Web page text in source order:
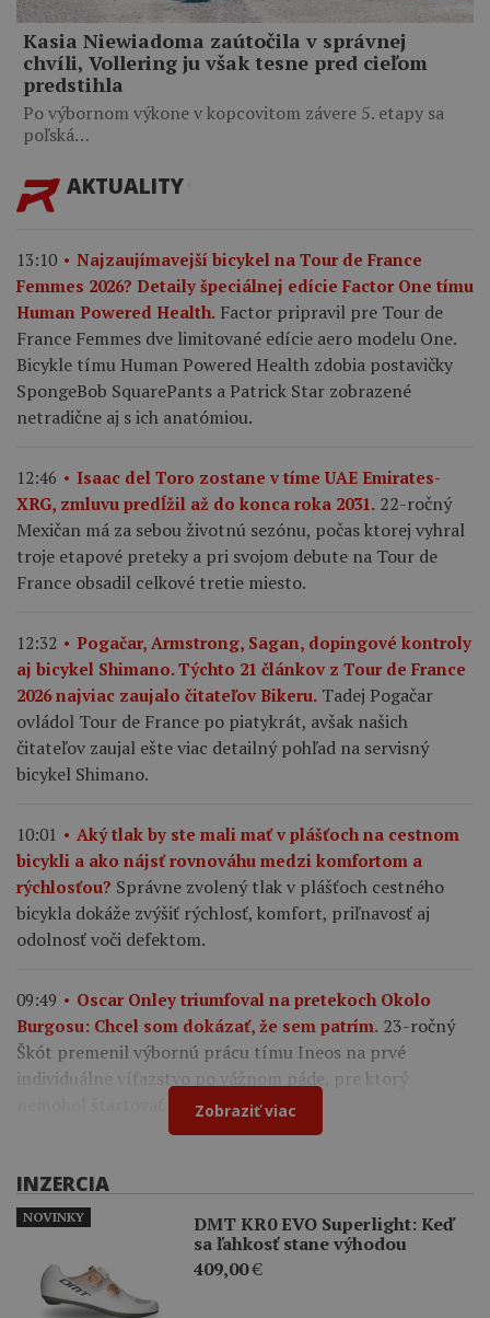
Kasia Niewiadoma zaútočila v správnej
chvíli, Vollering ju však tesne pred cieľom
predstihla
Po výbornom výkone v kopcovitom závere 5. etapy sa
poľská…
AKTUALITY
13:10
Najzaujímavejší bicykel na Tour de France
Femmes 2026? Detaily špeciálnej edície Factor One tímu
Human Powered Health. Factor pripravil pre Tour de
France Femmes dve limitované edície aero modelu One.
Bicykle tímu Human Powered Health zdobia postavičky
SpongeBob SquarePants a Patrick Star zobrazené
netradične aj s ich anatómiou.
12:46
Isaac del Toro zostane v tíme UAE Emirates-
XRG, zmluvu predĺžil až do konca roka 2031. 22-ročný
Mexičan má za sebou životnú sezónu, počas ktorej vyhral
troje etapové preteky a pri svojom debute na Tour de
France obsadil celkové tretie miesto.
12:32
Pogačar, Armstrong, Sagan, dopingové kontroly
aj bicykel Shimano. Týchto 21 článkov z Tour de France
2026 najviac zaujalo čitateľov Bikeru. Tadej Pogačar
ovládol Tour de France po piatykrát, avšak našich
čitateľov zaujal ešte viac detailný pohľad na servisný
bicykel Shimano.
10:01
Aký tlak by ste mali mať v plášťoch na cestnom
bicykli a ako nájsť rovnováhu medzi komfortom a
rýchlosťou? Správne zvolený tlak v plášťoch cestného
bicykla dokáže zvýšiť rýchlosť, komfort, priľnavosť aj
odolnosť voči defektom.
09:49
Oscar Onley triumfoval na pretekoch Okolo
Burgosu: Chcel som dokázať, že sem patrím. 23-ročný
Škót premenil výbornú prácu tímu Ineos na prvé
individuálne víťazstvo po vážnom páde, pre ktorý
nemohol štartovať na Tour de France.
Zobraziť viac
INZERCIA
DMT KR0 EVO Superlight: Keď
sa ľahkosť stane výhodou
409,00€
NOVINKY